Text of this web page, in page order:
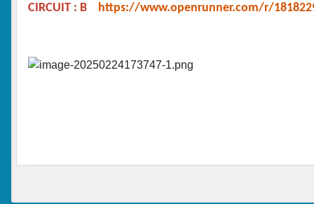
CIRCUIT : B https://www.openrunner.com/r/